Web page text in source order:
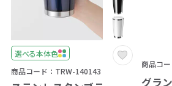
選べる本体色
商品コード：TRW-140143
商品コ
グラ